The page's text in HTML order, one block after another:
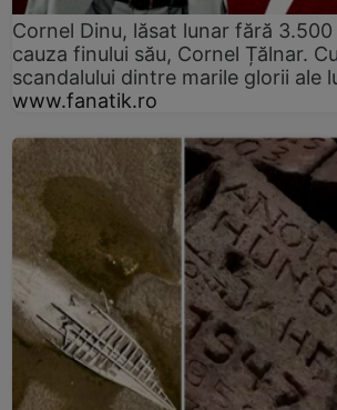
Cornel Dinu, lăsat lunar fără
cauza finului său, Cornel Țălnar.
scandalului dintre marile glorii ale
www.fanatik.ro